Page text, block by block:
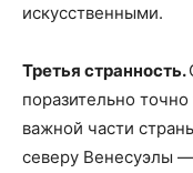
искусственными.
Третья странность.
поразительно
важной части
северу Венесуэлы